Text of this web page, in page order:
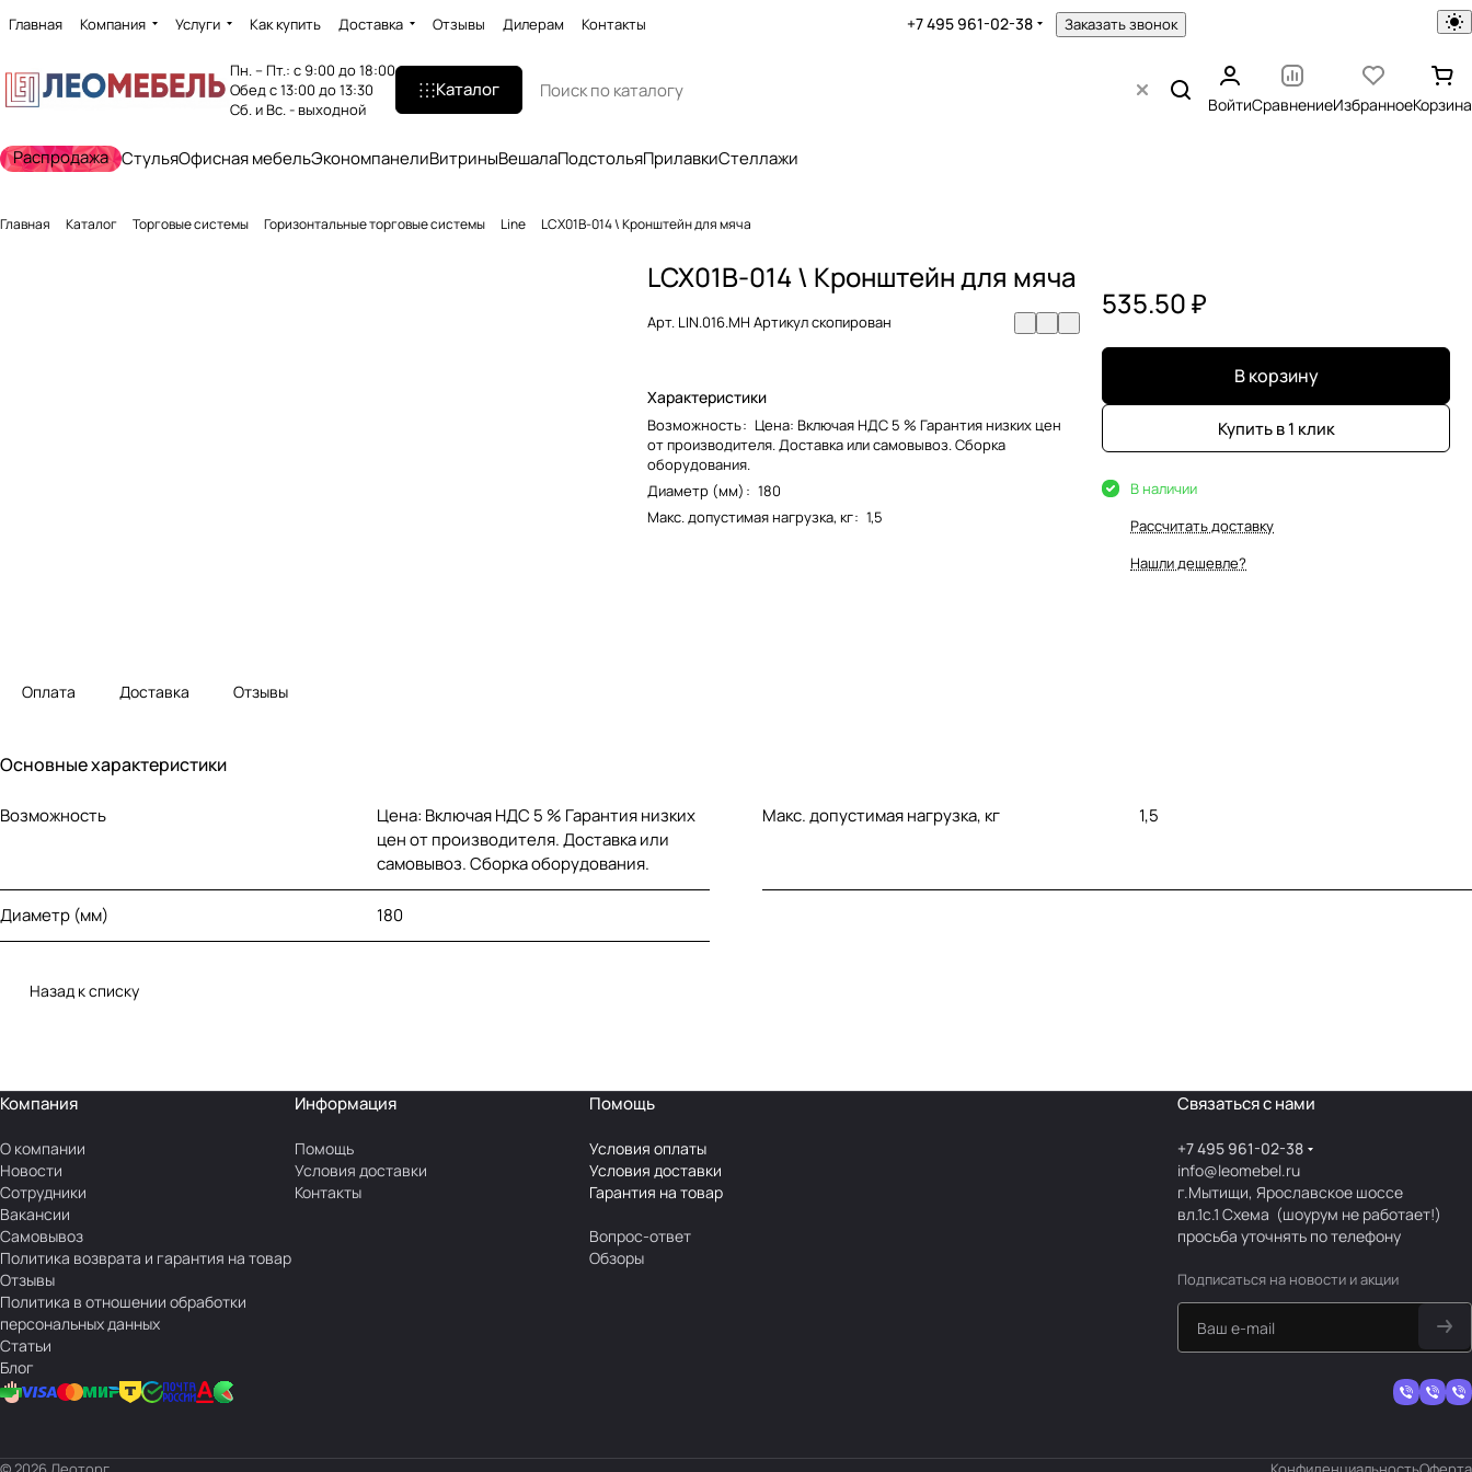
Главная Компания Услуги Как купить Доставка Отзывы Дилерам Контакты +7 495 961-02-38 Заказать звонок
Пн. – Пт.: с 9:00 до 18:00
Обед с 13:00 до 13:30
Сб. и Вс. - выходной
Каталог
ВойтиСравнениеИзбранноеКорзина
Распродажа СтульяОфисная мебельЭкономпанелиВитриныВешалаПодстольяПрилавкиСтеллажи
Главная Каталог Торговые системы Горизонтальные торговые системы Line LCX01B-014 \ Кронштейн для мяча
LCX01B-014 \ Кронштейн для мяча
Арт. LIN.016.MH Артикул скопирован
Характеристики
Возможность: Цена: Включая НДС 5 % Гарантия низких цен
от производителя. Доставка или самовывоз. Сборка
оборудования.
Диаметр (мм) : 180
Макс. допустимая нагрузка, кг: 1,5
535.50 ₽
В корзину
Купить в 1 клик
В наличии
Рассчитать доставку
Нашли дешевле?
Оплата Доставка Отзывы
Основные характеристики
Возможность
Цена: Включая НДС 5 % Гарантия низких
цен от производителя. Доставка или
самовывоз. Сборка оборудования.
Макс. допустимая нагрузка, кг 1,5
Диаметр (мм) 180
Назад к списку
Компания
О компании
Новости
Сотрудники
Вакансии
Самовывоз
Политика возврата и гарантия на товар
Отзывы
Политика в отношении обработки
персональных данных
Статьи
Блог
Информация
Помощь
Условия доставки
Контакты
Помощь
Условия оплаты
Условия доставки
Гарантия на товар
Вопрос-ответ
Обзоры
Связаться с нами
+7 495 961-02-38
info@leomebel.ru
г.Мытищи, Ярославское шоссе
вл.1с.1Схема (шоурум не работает!)
просьба уточнять по телефону
Подписаться на новости и акции